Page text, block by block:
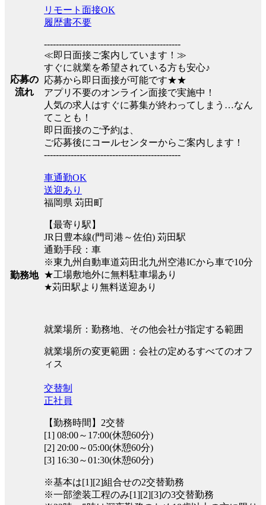
応募の
流れ
リモート面接OK
履歴書不要
----------------------------------------------
≪即日面接ご案内しています！≫
すぐに就業を希望されている方も安心♪
応募から即日面接が可能です★★
アプリ不要のオンライン面接で実施中！
人気の求人はすぐに募集が終わってしまう…なん
てことも！
即日面接のご予約は、
ご応募後にコールセンターからご案内します！
----------------------------------------------
勤務地
車通勤OK
送迎あり
福岡県 苅田町
【最寄り駅】
JR日豊本線(門司港～佐伯) 苅田駅
通勤手段：車
※東九州自動車道苅田北九州空港ICから車で10分
★工場敷地外に無料駐車場あり
★苅田駅より無料送迎あり
就業場所：勤務地、その他会社が指定する範囲
就業場所の変更範囲：会社の定めるすべてのオフ
ィス
交替制
正社員
【勤務時間】2交替
[1] 08:00～17:00(休憩60分)
[2] 20:00～05:00(休憩60分)
[3] 16:30～01:30(休憩60分)
※基本は[1][2]組合せの2交替勤務
※一部塗装工程のみ[1][2][3]の3交替勤務